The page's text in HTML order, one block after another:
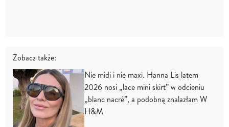
Zobacz także:
Nie midi i nie maxi. Hanna Lis latem
2026 nosi „lace mini skirt” w odcieniu
„blanc nacré”, a podobną znalazłam W
H&M